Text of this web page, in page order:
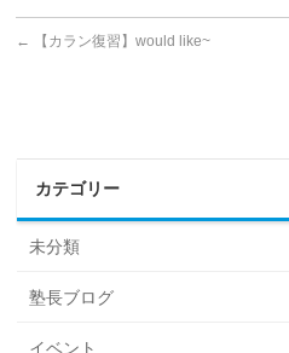
← 【カラン復習】would like~
カテゴリー
未分類
塾長ブログ
イベント